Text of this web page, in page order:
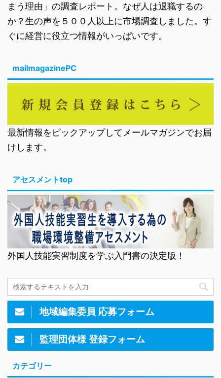
まう理由」の調査レポート。なぜ人は退職するの
か？生の声を５００人以上に市場調査しました。す
ぐに経営に役立つ情報がいっぱいです。
mailmagazinePC
最新情報をピックアップしてメールマガジンでお届
けします。
アセスメントtop
外国人技能実習制度を学ぶ入門書の決定版！
地域編集委員 応募フォーム
監理団体様 登録フォーム
カテゴリー